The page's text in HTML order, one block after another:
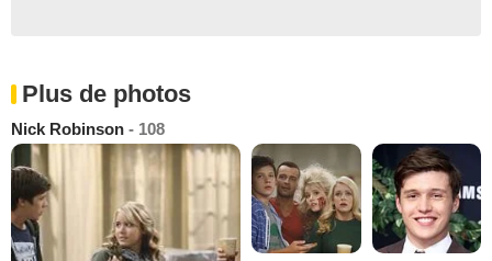
Plus de photos
Nick Robinson - 108